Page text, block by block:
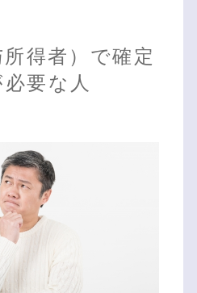
得者）で確定
要な人